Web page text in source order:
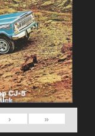
«
‹